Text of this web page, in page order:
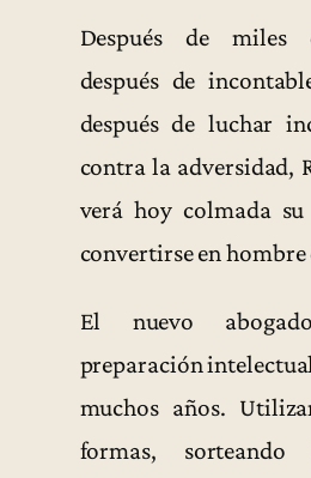
Después de miles
después de
después de luchar
contra la adversidad,
verá hoy colmada
convertirse en hombre
El nuevo
preparación
muchos años.
formas,